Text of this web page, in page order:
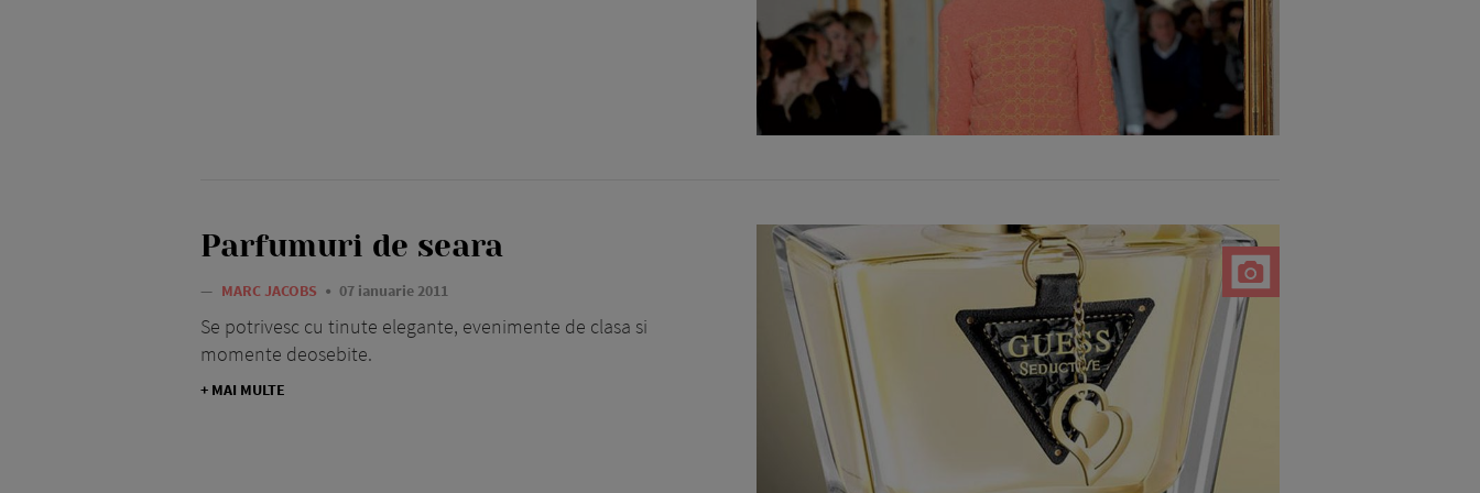
Parfumuri de seara
— MARC JACOBS 07 ianuarie 2011
Se potrivesc cu tinute elegante, evenimente de clasa si
momente deosebite.
+ MAI MULTE